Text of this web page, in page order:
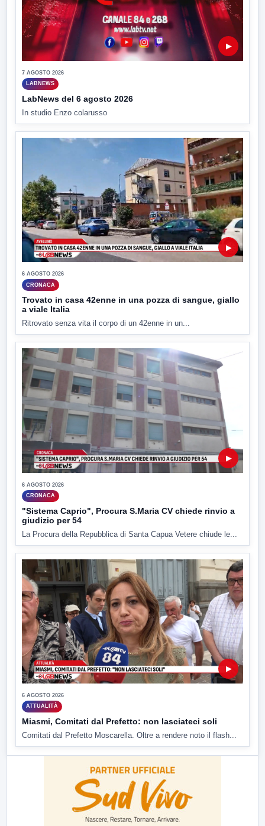
▶
7 AGOSTO 2026
LABNEWS
LabNews del 6 agosto 2026
In studio Enzo colarusso
▶
6 AGOSTO 2026
CRONACA
Trovato in casa 42enne in una pozza di sangue, giallo
a viale Italia
Ritrovato senza vita il corpo di un 42enne in un...
▶
6 AGOSTO 2026
CRONACA
"Sistema Caprio", Procura S.Maria CV chiede rinvio a
giudizio per 54
La Procura della Repubblica di Santa Capua Vetere chiude le...
▶
6 AGOSTO 2026
ATTUALITÀ
Miasmi, Comitati dal Prefetto: non lasciateci soli
Comitati dal Prefetto Moscarella. Oltre a rendere noto il flash...